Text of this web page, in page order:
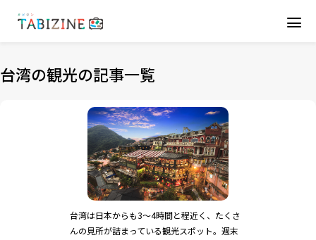
台湾の観光の記事一覧
台湾は日本からも3～4時間と程近く、たくさ
んの見所が詰まっている観光スポット。週末